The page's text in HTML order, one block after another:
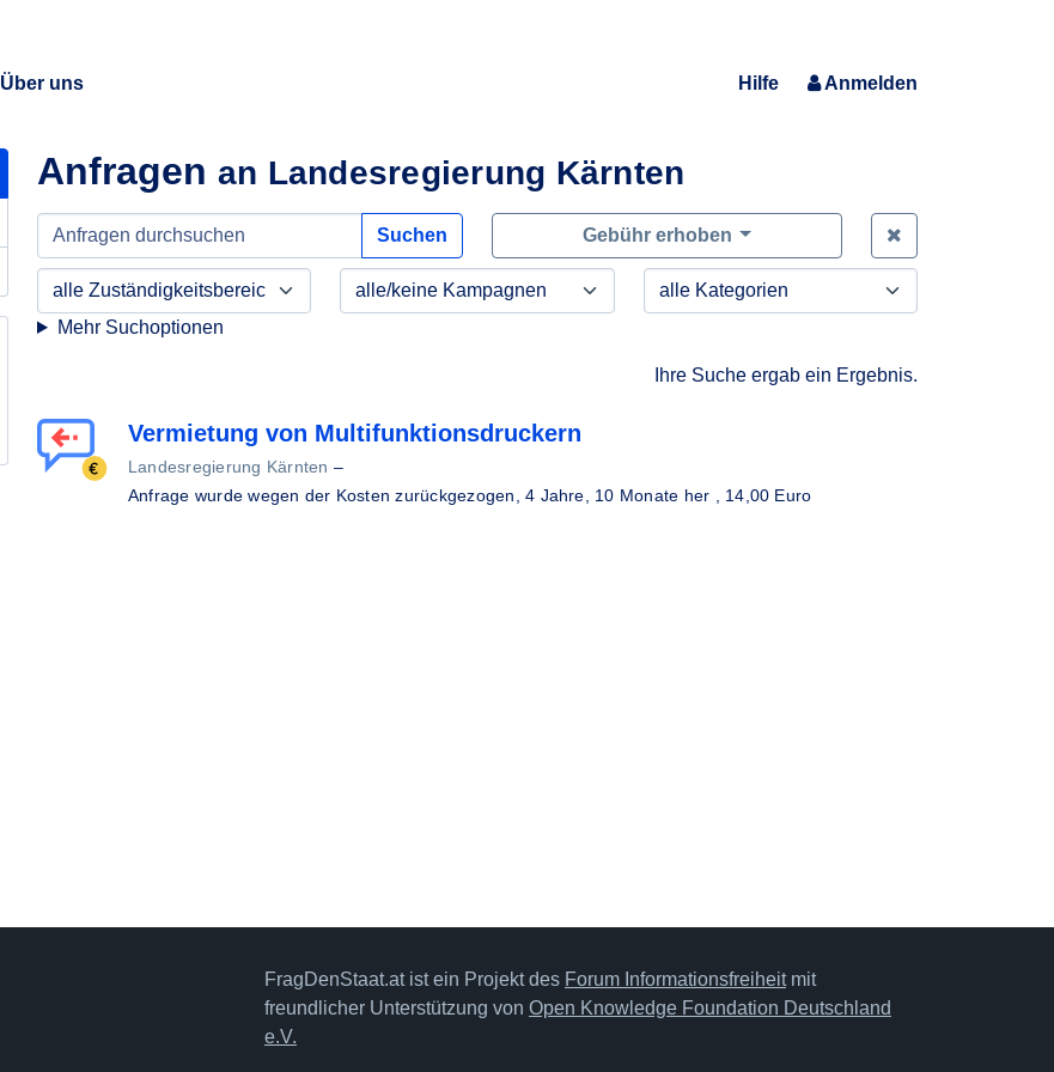
Über uns Hilfe Anmelden
Anfragen an Landesregierung Kärnten
Suchen Gebühr erhoben
Mehr Suchoptionen
Ihre Suche ergab ein Ergebnis.
Vermietung von Multifunktionsdruckern
Landesregierung Kärnten –
Anfrage wurde wegen der Kosten zurückgezogen,4 Jahre, 10 Monate her , 14,00 Euro
FragDenStaat.at ist ein Projekt des Forum Informationsfreiheitmit
freundlicher Unterstützung von Open Knowledge Foundation Deutschland
e.V.